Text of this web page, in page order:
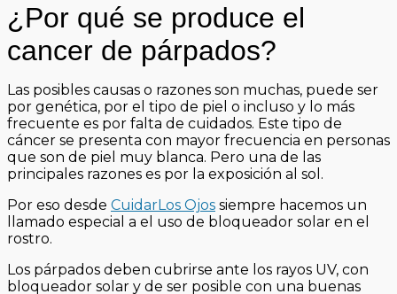
¿Por qué se produce el
cancer de párpados?
Las posibles causas o razones son muchas, puede ser
por genética, por el tipo de piel o incluso y lo más
frecuente es por falta de cuidados. Este tipo de
cáncer se presenta con mayor frecuencia en personas
que son de piel muy blanca. Pero una de las
principales razones es por la exposición al sol.
Por eso desde CuidarLos Ojos siempre hacemos un
llamado especial a el uso de bloqueador solar en el
rostro.
Los párpados deben cubrirse ante los rayos UV, con
bloqueador solar y de ser posible con una buenas